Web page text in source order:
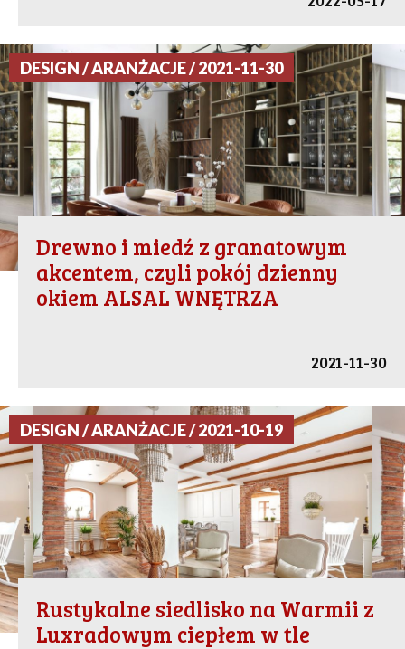
DESIGN / ARANŻACJE / 2021-11-30
Drewno i miedź z granatowym
akcentem, czyli pokój dzienny
okiem ALSAL WNĘTRZA
2021-11-30
DESIGN / ARANŻACJE / 2021-10-19
Rustykalne siedlisko na Warmii z
Luxradowym ciepłem w tle